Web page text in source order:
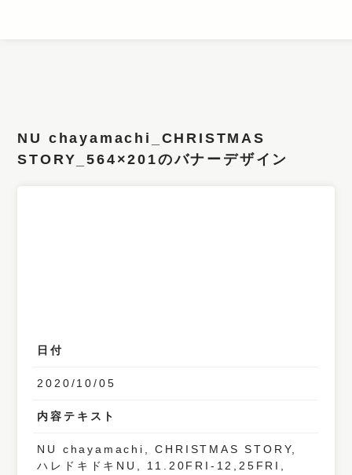
フィルター
NU chayamachi_CHRISTMAS
STORY_564×201のバナーデザイン
日付
2020/10/05
内容テキスト
NU chayamachi, CHRISTMAS STORY,
ハレドキドキNU, 11.20FRI-12,25FRI,